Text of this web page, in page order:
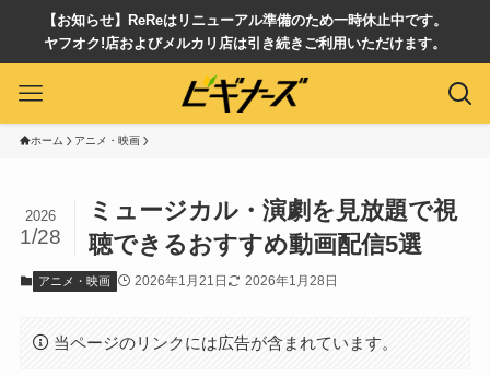
【お知らせ】ReReはリニューアル準備のため一時休止中です。
ヤフオク!店およびメルカリ店は引き続きご利用いただけます。
ホーム アニメ・映画
ミュージカル・演劇を見放題で視
聴できるおすすめ動画配信5選
2026
1/28
アニメ・映画 2026年1月21日 2026年1月28日
当ページのリンクには広告が含まれています。